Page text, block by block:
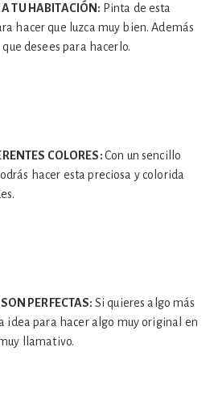
TU HABITACIÓN: Pinta de esta
hacer que luzca muy bien. Además
desees para hacerlo.
COLORES:Con un sencillo
hacer esta preciosa y colorida
PERFECTAS: Si quieres algo más
idea para hacer algo muy original en
llamativo.